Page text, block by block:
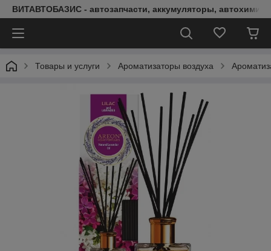
ВИТАВТОБАЗИС - автозапчасти, аккумуляторы, автохимия,
Товары и услуги Ароматизаторы воздуха